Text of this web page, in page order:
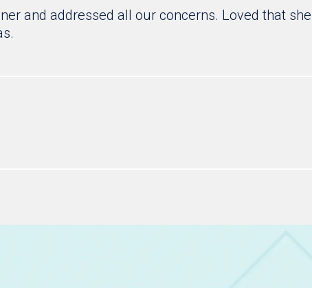
and addressed all our concerns. Loved that